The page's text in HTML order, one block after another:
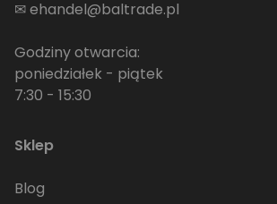
✉ehandel@baltrade.pl
Godziny otwarcia:
poniedziałek - piątek
7:30 - 15:30
Sklep
Blog